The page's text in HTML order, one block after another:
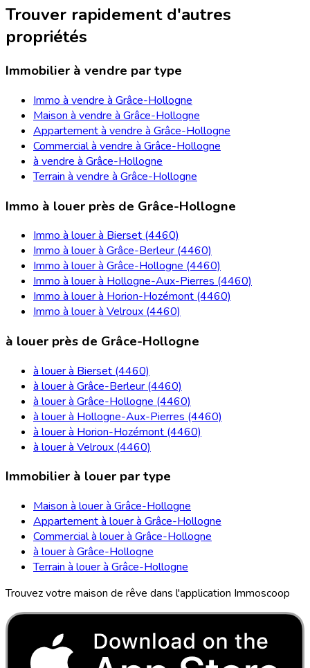
Trouver rapidement d'autres
propriétés
Immobilier à vendre par type
Immo à vendre à Grâce-Hollogne
Maison à vendre à Grâce-Hollogne
Appartement à vendre à Grâce-Hollogne
Commercial à vendre à Grâce-Hollogne
à vendre à Grâce-Hollogne
Terrain à vendre à Grâce-Hollogne
Immo à louer près de Grâce-Hollogne
Immo à louer à Bierset (4460)
Immo à louer à Grâce-Berleur (4460)
Immo à louer à Grâce-Hollogne (4460)
Immo à louer à Hollogne-Aux-Pierres (4460)
Immo à louer à Horion-Hozémont (4460)
Immo à louer à Velroux (4460)
à louer près de Grâce-Hollogne
à louer à Bierset (4460)
à louer à Grâce-Berleur (4460)
à louer à Grâce-Hollogne (4460)
à louer à Hollogne-Aux-Pierres (4460)
à louer à Horion-Hozémont (4460)
à louer à Velroux (4460)
Immobilier à louer par type
Maison à louer à Grâce-Hollogne
Appartement à louer à Grâce-Hollogne
Commercial à louer à Grâce-Hollogne
à louer à Grâce-Hollogne
Terrain à louer à Grâce-Hollogne
Trouvez votre maison de rêve dans l'application Immoscoop